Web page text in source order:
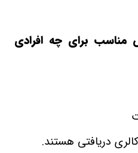
مناسب برای چه افرادی
دریافتی هستند.